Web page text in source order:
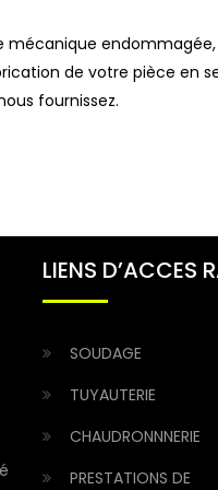
mécanique endommagée,
de votre pièce en
fournissez.
LIENS D’ACCES
SOUDAGE
TUYAUTERIE
CHAUDRONNNERIE
PRESTATIONS DE